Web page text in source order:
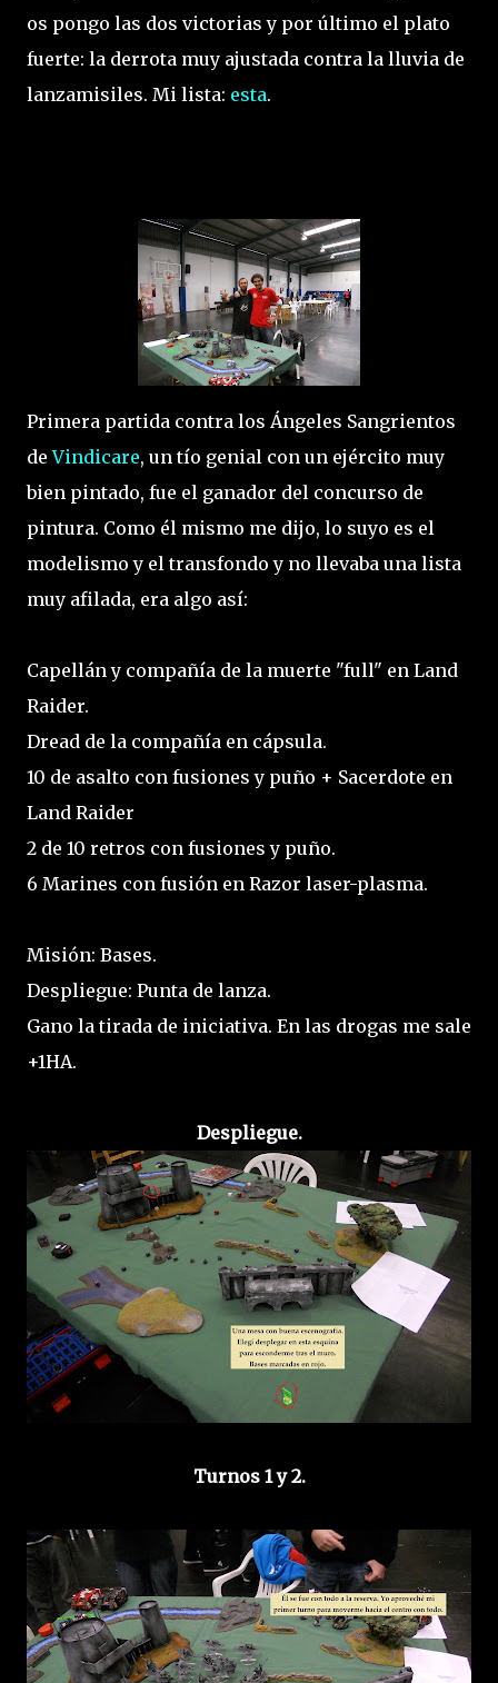
os pongo las dos victorias y por último el plato
fuerte: la derrota muy ajustada contra la lluvia de
lanzamisiles. Mi lista: esta.
Primera partida contra los Ángeles Sangrientos
deVindicare, un tío genial con un ejército muy
bien pintado, fue el ganador del concurso de
pintura. Como él mismo me dijo, lo suyo es el
modelismo y el transfondo y no llevaba una lista
muy afilada, era algo así:
Capellán y compañía de la muerte "full" en Land
Raider.
Dread de la compañía en cápsula.
10 de asalto con fusiones y puño + Sacerdote en
Land Raider
2 de 10 retros con fusiones y puño.
6 Marines con fusión en Razor laser-plasma.
Misión: Bases.
Despliegue: Punta de lanza.
Gano la tirada de iniciativa. En las drogas me sale
+1HA.
Despliegue.
Turnos 1 y 2.